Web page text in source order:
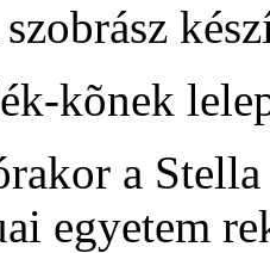
kõnek
a
egyetem